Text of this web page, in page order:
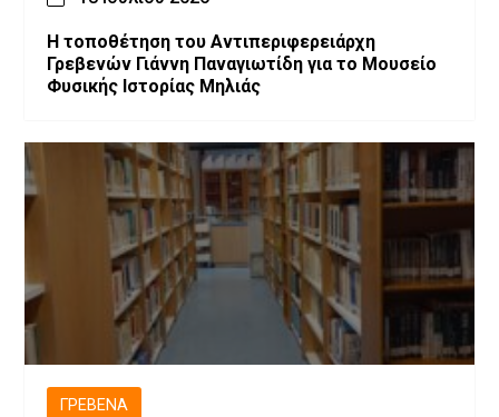
Η τοποθέτηση του Αντιπεριφερειάρχη
Γρεβενών Γιάννη Παναγιωτίδη για το Μουσείο
Φυσικής Ιστορίας Μηλιάς
ΓΡΕΒΕΝΆ